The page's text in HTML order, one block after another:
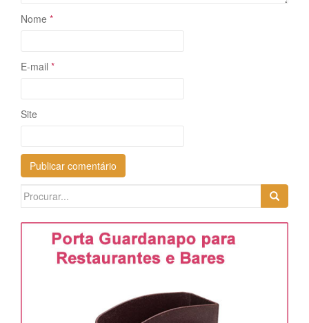
Nome *
E-mail *
Site
Search